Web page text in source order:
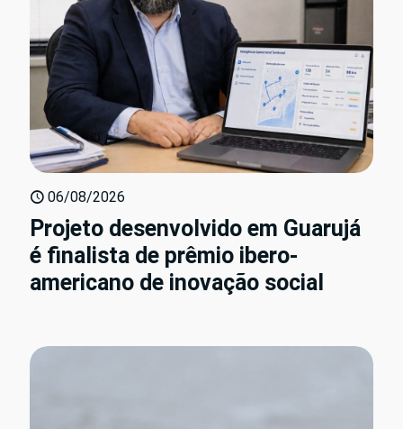
06/08/2026
Projeto desenvolvido em Guarujá
é finalista de prêmio ibero-
americano de inovação social